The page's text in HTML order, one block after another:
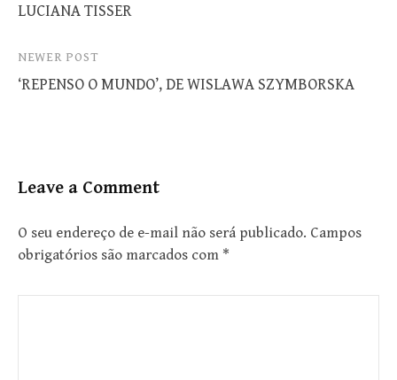
LUCIANA TISSER
NEWER POST
‘REPENSO O MUNDO’, DE WISLAWA SZYMBORSKA
Leave a Comment
O seu endereço de e-mail não será publicado. Campos
obrigatórios são marcados com *